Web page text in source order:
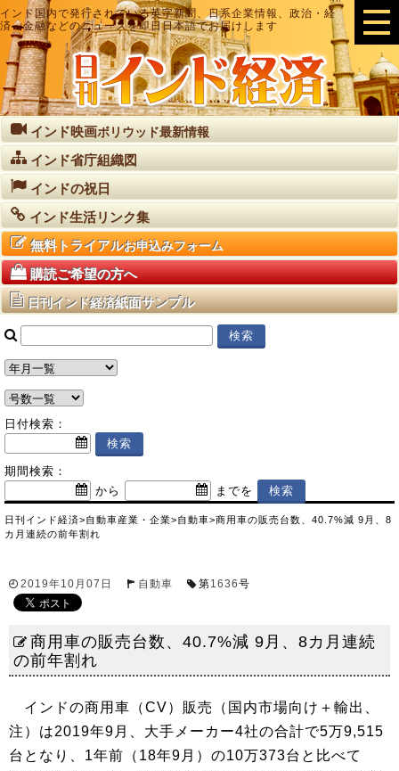
インド国内で発行されている英字新聞、日系企業情報、政治・経
済・金融などのニュースを即日日本語でお届けします
インド映画ボリウッド最新情報
インド省庁組織図
インドの祝日
インド生活リンク集
無料トライアルお申込みフォーム
購読ご希望の方へ
日刊インド経済紙面サンプル
日付検索：
期間検索：
から
までを
日刊インド経済>自動車産業・企業>自動車>商用車の販売台数、40.7%減 9月、8
カ月連続の前年割れ
2019年10月07日 自動車 第1636号
商用車の販売台数、40.7%減 9月、8カ月連続
の前年割れ
インドの商用車（CV）販売（国内市場向け＋輸出、
注）は2019年9月、大手メーカー4社の合計で5万9,515
台となり、1年前（18年9月）の10万373台と比べて